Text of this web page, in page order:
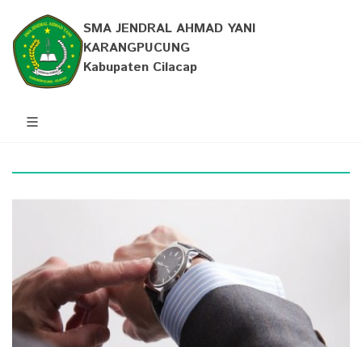
SMA JENDRAL AHMAD YANI
KARANGPUCUNG
Kabupaten Cilacap